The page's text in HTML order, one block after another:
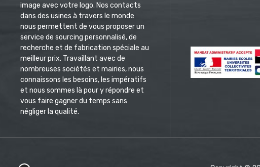
image avec votre logo. Nos contacts
dans des usines à travers le monde
nous permettent de vous proposer un
service de sourcing personnalisé, de
recherche et de fabrication spéciale au
meilleur prix. Travaillant avec de
nombreuses sociétés et mairies, nous
connaissons les besoins, les impératifs
et nous sommes là pour y répondre et
vous faire gagner du temps sans
négliger la qualité.